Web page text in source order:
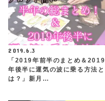
2019.6.3
「2019年前半のまとめ＆2019
年後半に運気の波に乗る方法と
は？」新月…